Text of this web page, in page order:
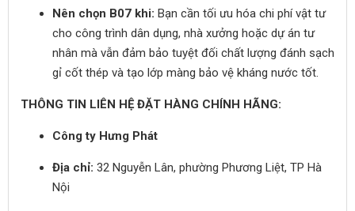
Nên chọn B07 khi: Bạn cần tối ưu hóa chi phí vật tư
cho công trình dân dụng, nhà xưởng hoặc dự án tư
nhân mà vẫn đảm bảo tuyệt đối chất lượng đánh sạch
gỉ cốt thép và tạo lớp màng bảo vệ kháng nước tốt.
THÔNG TIN LIÊN HỆ ĐẶT HÀNG CHÍNH HÃNG:
Công ty Hưng Phát
Địa chỉ: 32 Nguyễn Lân, phường Phương Liệt, TP Hà
Nội